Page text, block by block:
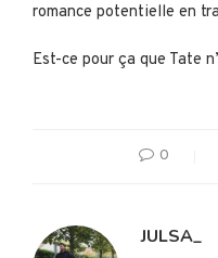
romance potentielle en
Est-ce pour ça que Tate
0
JULSA_